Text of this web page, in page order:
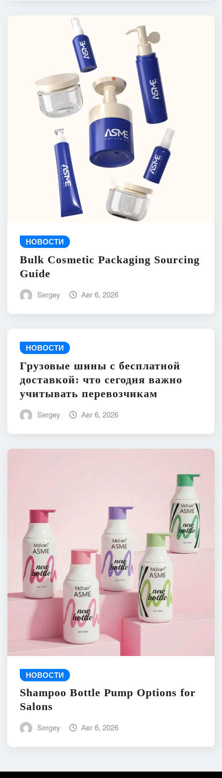
НОВОСТИ
Bulk Cosmetic Packaging Sourcing
Guide
Sergey Авг 6, 2026
НОВОСТИ
Грузовые шины с бесплатной
доставкой: что сегодня важно
учитывать перевозчикам
Sergey Авг 6, 2026
НОВОСТИ
Shampoo Bottle Pump Options for
Salons
Sergey Авг 6, 2026